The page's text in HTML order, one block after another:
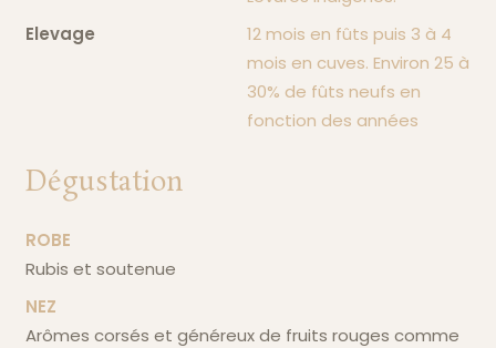
Elevage
12 mois en fûts puis 3 à 4
mois en cuves. Environ 25 à
30% de fûts neufs en
fonction des années
Dégustation
ROBE
rubis et soutenue
NEZ
arômes corsés et généreux de fruits rouges comme